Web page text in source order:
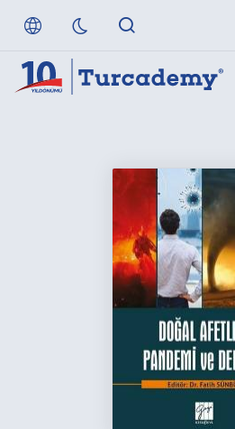
Referanslarımız
Uzaktan Erişim
Nasıl Erişirim
Anlaşmalı Yayınevleri